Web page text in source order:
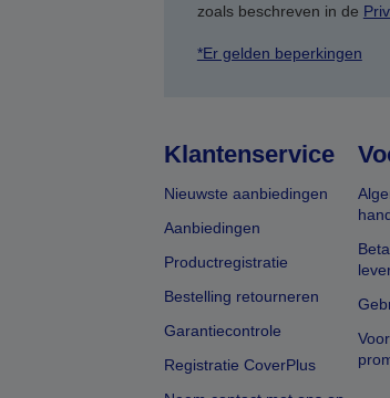
zoals beschreven in de
*Er gelden beperkingen
Klantenservice
Nieuwste aanbiedingen
Aanbiedingen
Productregistratie
Bestelling retourneren
Garantiecontrole
Registratie CoverPlus